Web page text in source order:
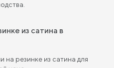
на резинке из сатина для